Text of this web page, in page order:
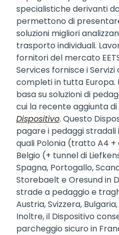
specialistiche derivanti
permettono di
soluzioni migliori
trasporto individuali.
fornitori del mercato
Services fornisce i Servizi
completi in tutta
basa su soluzioni di
cui la recente aggiunta di
Dispositivo. Questo
pagare i pedaggi stradali
quali Polonia (tratto A4 +
Belgio (+ tunnel di
Spagna, Portogallo,
Storebaelt e Oresund in
strade a pedaggio e
Austria, Svizzera,
Inoltre, il Dispositivo
parcheggio sicuro in